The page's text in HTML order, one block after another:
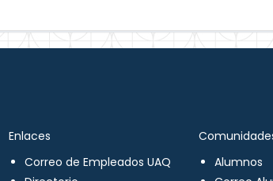
Enlaces
Correo de Empleados UAQ
Alumnos